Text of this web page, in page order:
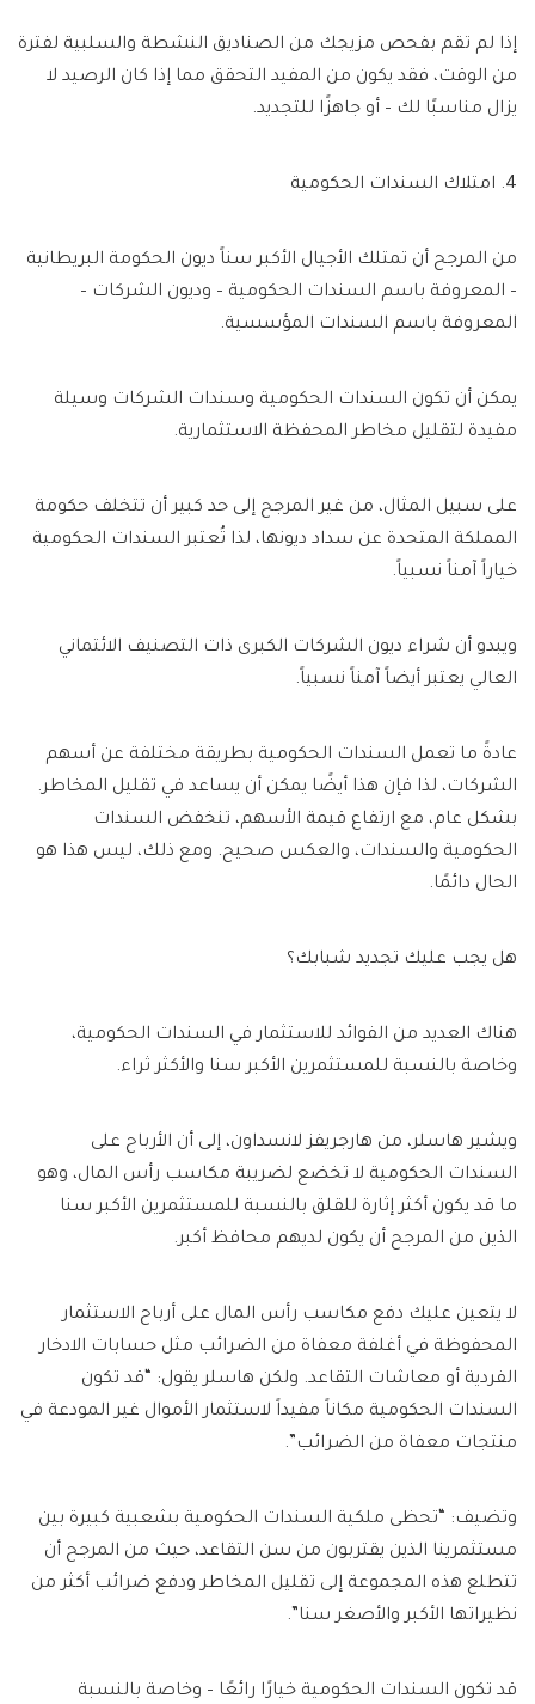
إذا لم تقم بفحص مزيجك من الصناديق النشطة والسلبية لفترة
من الوقت، فقد يكون من المفيد التحقق مما إذا كان الرصيد لا
يزال مناسبًا لك – أو جاهزًا للتجديد.
4. امتلاك السندات الحكومية
من المرجح أن تمتلك الأجيال الأكبر سناً ديون الحكومة البريطانية
– المعروفة باسم السندات الحكومية – وديون الشركات –
المعروفة باسم السندات المؤسسية.
يمكن أن تكون السندات الحكومية وسندات الشركات وسيلة
مفيدة لتقليل مخاطر المحفظة الاستثمارية.
على سبيل المثال، من غير المرجح إلى حد كبير أن تتخلف حكومة
المملكة المتحدة عن سداد ديونها، لذا تُعتبر السندات الحكومية
خياراً آمناً نسبياً.
ويبدو أن شراء ديون الشركات الكبرى ذات التصنيف الائتماني
العالي يعتبر أيضاً آمناً نسبياً.
عادةً ما تعمل السندات الحكومية بطريقة مختلفة عن أسهم
الشركات، لذا فإن هذا أيضًا يمكن أن يساعد في تقليل المخاطر.
بشكل عام، مع ارتفاع قيمة الأسهم، تنخفض السندات
الحكومية والسندات، والعكس صحيح. ومع ذلك، ليس هذا هو
الحال دائمًا.
هل يجب عليك تجديد شبابك؟
هناك العديد من الفوائد للاستثمار في السندات الحكومية،
وخاصة بالنسبة للمستثمرين الأكبر سنا والأكثر ثراء.
ويشير هاسلر، من هارجريفز لانسداون، إلى أن الأرباح على
السندات الحكومية لا تخضع لضريبة مكاسب رأس المال، وهو
ما قد يكون أكثر إثارة للقلق بالنسبة للمستثمرين الأكبر سنا
الذين من المرجح أن يكون لديهم محافظ أكبر.
لا يتعين عليك دفع مكاسب رأس المال على أرباح الاستثمار
المحفوظة في أغلفة معفاة من الضرائب مثل حسابات الادخار
الفردية أو معاشات التقاعد. ولكن هاسلر يقول: “قد تكون
السندات الحكومية مكاناً مفيداً لاستثمار الأموال غير المودعة في
منتجات معفاة من الضرائب”.
وتضيف: “تحظى ملكية السندات الحكومية بشعبية كبيرة بين
مستثمرينا الذين يقتربون من سن التقاعد، حيث من المرجح أن
تتطلع هذه المجموعة إلى تقليل المخاطر ودفع ضرائب أكثر من
نظيراتها الأكبر والأصغر سنا”.
قد تكون السندات الحكومية خيارًا رائعًا – وخاصة بالنسبة